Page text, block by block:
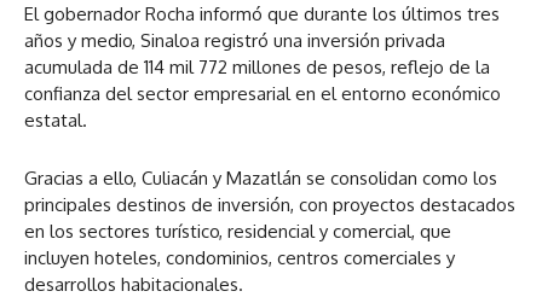
El gobernador Rocha informó que durante los últimos tres
años y medio, Sinaloa registró una inversión privada
acumulada de 114 mil 772 millones de pesos, reflejo de la
confianza del sector empresarial en el entorno económico
estatal.
Gracias a ello, Culiacán y Mazatlán se consolidan como los
principales destinos de inversión, con proyectos destacados
en los sectores turístico, residencial y comercial, que
incluyen hoteles, condominios, centros comerciales y
desarrollos habitacionales.